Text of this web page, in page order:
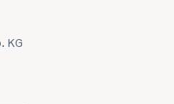
KG